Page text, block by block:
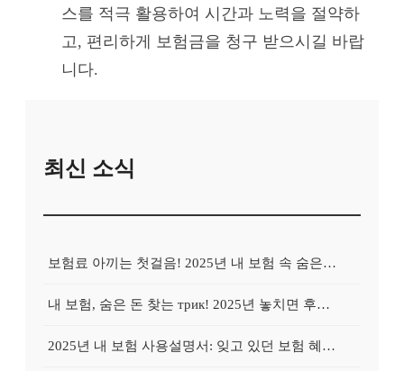
스를 적극 활용하여 시간과 노력을 절약하
고, 편리하게 보험금을 청구 받으시길 바랍
니다.
최신 소식
보험료 아끼는 첫걸음! 2025년 내 보험 속 숨은 혜택 100% 활용법
내 보험, 숨은 돈 찾는 трик! 2025년 놓치면 후회할 보험금 찾기
2025년 내 보험 사용설명서: 잊고 있던 보험 혜택, 지금 바로 확인하고 100% 활용하는 방법